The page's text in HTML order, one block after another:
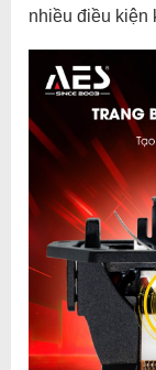
nhiều điều kiện